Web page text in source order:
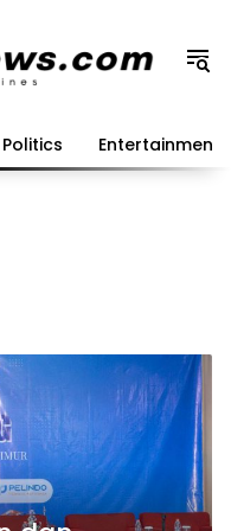
Politics Entertainment